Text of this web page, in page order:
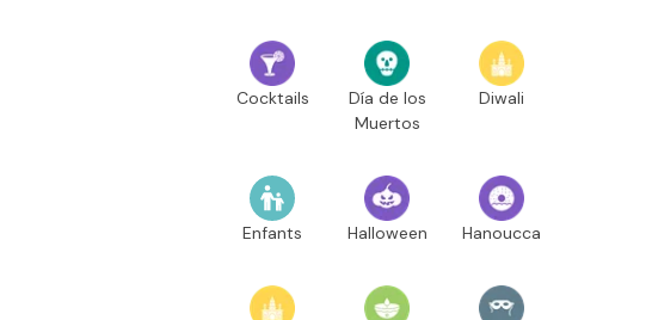
Cocktails
Día de los
Muertos
Diwali
Enfants Halloween Hanoucca